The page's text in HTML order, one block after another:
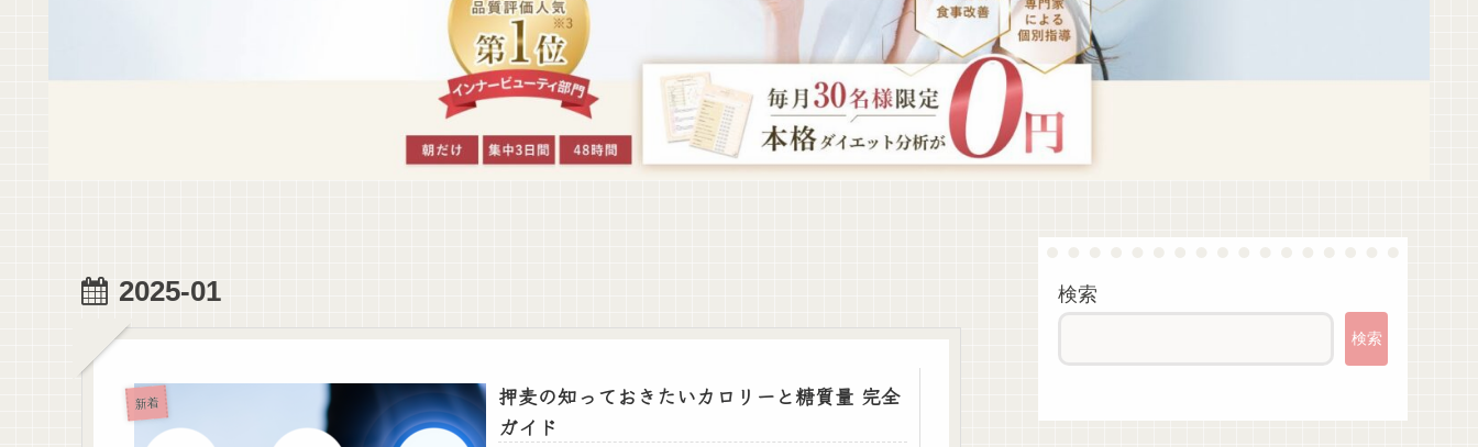
2025-01
新着
押麦の知っておきたいカロリーと糖質量 完全
ガイド
検索
検索